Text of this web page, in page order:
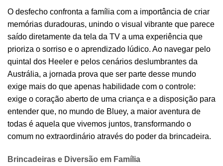
O desfecho confronta a família com a importância de criar
memórias duradouras, unindo o visual vibrante que parece
saído diretamente da tela da TV a uma experiência que
prioriza o sorriso e o aprendizado lúdico. Ao navegar pelo
quintal dos Heeler e pelos cenários deslumbrantes da
Austrália, a jornada prova que ser parte desse mundo
exige mais do que apenas habilidade com o controle:
exige o coração aberto de uma criança e a disposição para
entender que, no mundo de Bluey, a maior aventura de
todas é aquela que vivemos juntos, transformando o
comum no extraordinário através do poder da brincadeira.
Brincadeiras e Diversão em Família